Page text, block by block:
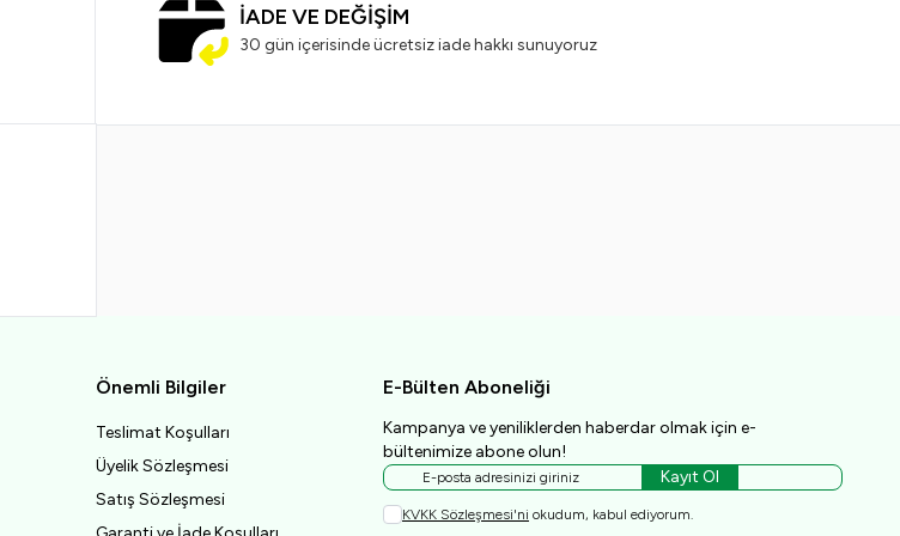
İADE VE DEĞİŞİM
30 gün içerisinde ücretsiz iade hakkı sunuyoruz
Önemli Bilgiler
Teslimat Koşulları
Üyelik Sözleşmesi
Satış Sözleşmesi
E-Bülten Aboneliği
Kampanya ve yeniliklerden haberdar olmak için e-
bültenimize abone olun!
Kayıt Ol
KVKK Sözleşmesi'ni okudum, kabul ediyorum.